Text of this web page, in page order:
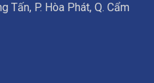
Tấn, P. Hòa Phát, Q. Cẩm